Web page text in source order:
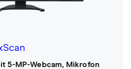
5-MP-Webcam, Mikrofon